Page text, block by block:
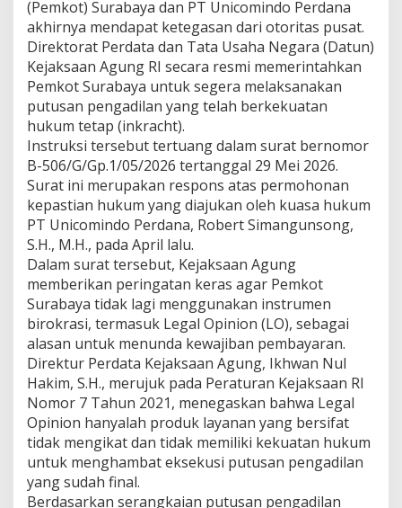
L
u
n
a
s
i
K
e
w
j
i
b
a
n
R
p
1
0
4
M
l
i
a
r
k
e
p
d
(Pemkot) Surabaya dan PT Unicomindo Perdana
akhirnya mendapat ketegasan dari otoritas pusat.
Direktorat Perdata dan Tata Usaha Negara (Datun)
Kejaksaan Agung RI secara resmi memerintahkan
Pemkot Surabaya untuk segera melaksanakan
putusan pengadilan yang telah berkekuatan
hukum tetap (inkracht).
Instruksi tersebut tertuang dalam surat bernomor
B-506/G/Gp.1/05/2026 tertanggal 29 Mei 2026.
Surat ini merupakan respons atas permohonan
kepastian hukum yang diajukan oleh kuasa hukum
PT Unicomindo Perdana, Robert Simangunsong,
S.H., M.H., pada April lalu.
Dalam surat tersebut, Kejaksaan Agung
memberikan peringatan keras agar Pemkot
Surabaya tidak lagi menggunakan instrumen
birokrasi, termasuk Legal Opinion (LO), sebagai
alasan untuk menunda kewajiban pembayaran.
Direktur Perdata Kejaksaan Agung, Ikhwan Nul
Hakim, S.H., merujuk pada Peraturan Kejaksaan RI
Nomor 7 Tahun 2021, menegaskan bahwa Legal
Opinion hanyalah produk layanan yang bersifat
tidak mengikat dan tidak memiliki kekuatan hukum
untuk menghambat eksekusi putusan pengadilan
yang sudah final.
Berdasarkan serangkaian putusan pengadilan